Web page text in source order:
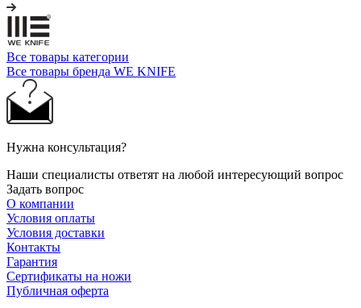
Все товары категории
Все товары бренда WE KNIFE
Нужна консультация?
Наши специалисты ответят на любой интересующий вопрос
Задать вопрос
О компании
Условия оплаты
Условия доставки
Контакты
Гарантия
Сертификаты на ножи
Публичная оферта